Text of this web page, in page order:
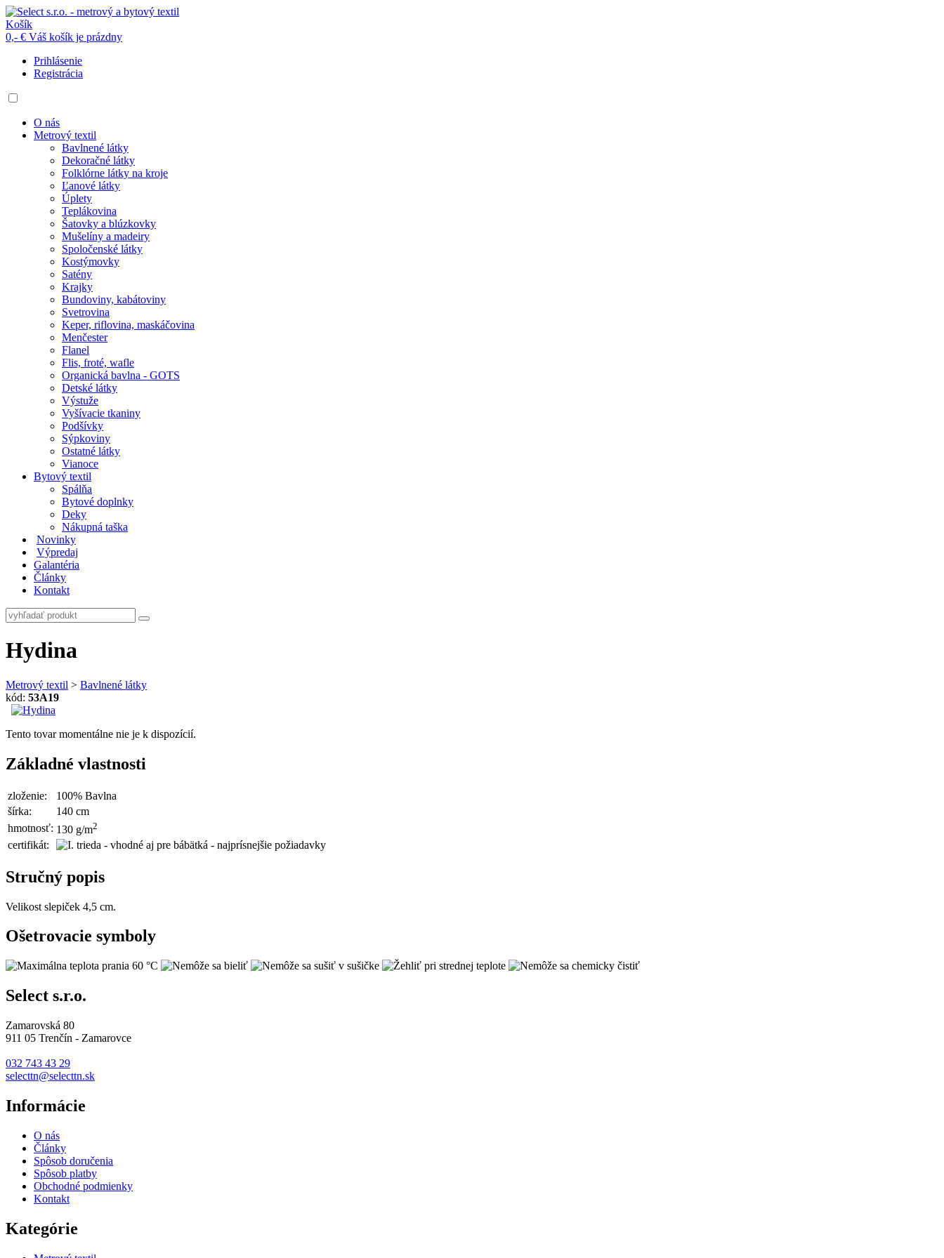
Košík
0,- € Váš košík je prázdny
Prihlásenie
Registrácia
O nás
Metrový textil
Bavlnené látky
Dekoračné látky
Folklórne látky na kroje
Ľanové látky
Úplety
Teplákovina
Šatovky a blúzkovky
Mušelíny a madeiry
Spoločenské látky
Kostýmovky
Satény
Krajky
Bundoviny, kabátoviny
Svetrovina
Keper, riflovina, maskáčovina
Menčester
Flanel
Flis, froté, wafle
Organická bavlna - GOTS
Detské látky
Výstuže
Vyšívacie tkaniny
Podšívky
Sýpkoviny
Ostatné látky
Vianoce
Bytový textil
Spálňa
Bytové doplnky
Deky
Nákupná taška
Novinky
Výpredaj
Galantéria
Články
Kontakt
Hydina
Metrový textil > Bavlnené látky
kód: 53A19
Tento tovar momentálne nie je k dispozícií.
Základné vlastnosti
zloženie:
100% Bavlna
šírka:
140 cm
hmotnosť: 130 g/m2
certifikát:
Stručný popis
Velikost slepiček 4,5 cm.
Ošetrovacie symboly
Select s.r.o.
Zamarovská 80
911 05 Trenčín - Zamarovce
032 743 43 29
selecttn@selecttn.sk
Informácie
O nás
Články
Spôsob doručenia
Spôsob platby
Obchodné podmienky
Kontakt
Kategórie